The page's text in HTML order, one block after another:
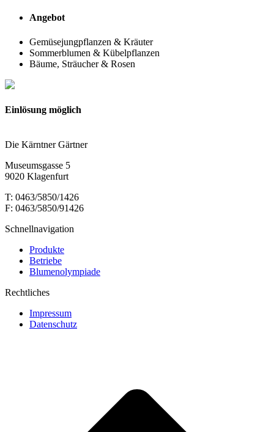
Angebot
Gemüsejungpflanzen & Kräuter
Sommerblumen & Kübelpflanzen
Bäume, Sträucher & Rosen
Einlösung möglich
Die Kärntner Gärtner
Museumsgasse 5
9020 Klagenfurt
T: 0463/5850/1426
F: 0463/5850/91426
Schnellnavigation
Produkte
Betriebe
Blumenolympiade
Rechtliches
Impressum
Datenschutz